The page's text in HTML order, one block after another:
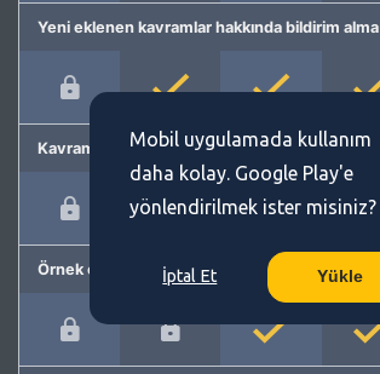
Yeni eklenen kavramlar hakkında bildirim alma
Kavram önerme
Örnek cümleler
Mobil uygulamada kullanım
daha kolay. Google Play'e
yönlendirilmek ister misiniz?
İptal Et Yükle